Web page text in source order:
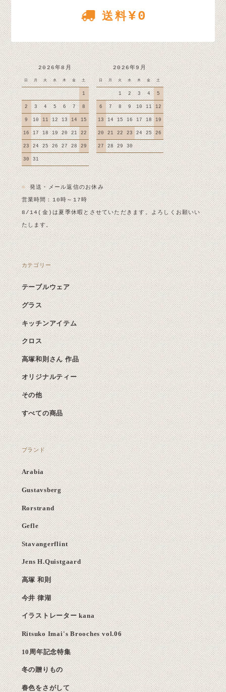
送料¥0
2026年8月
日 月 火 水 木 金 土
1
2 3 4 5 6 7 8
9 10 11 12 13 14 15
16 17 18 19 20 21 22
23 24 25 26 27 28 29
30 31
2026年9月
日 月 火 水 木 金 土
1 2 3 4 5
6 7 8 9 10 11 12
13 14 15 16 17 18 19
20 21 22 23 24 25 26
27 28 29 30
■発送・メール返信のお休み
営業時間：10時～17時
8/14(金)は夏季休暇とさせていただきます。よろしくお願いい
たします。
カテゴリー
テーブルウェア
グラス
キッチンアイテム
クロス
高塚和則さん 作品
オリジナルティー
その他
すべての商品
ブランド
Arabia
Gustavsberg
Rorstrand
Gefle
Stavangerflint
Jens H.Quistgaard
高塚 和則
今井 律湖
イラストレーター kana
Ritsuko Imai's Brooches vol.06
10周年記念特集
冬の贈りもの
春色をさがして